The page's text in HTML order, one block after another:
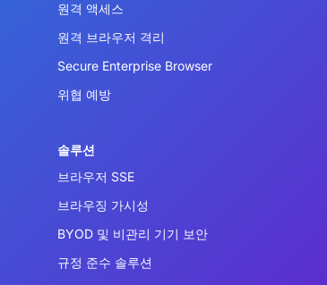
원격 액세스
원격 브라우저 격리
Secure Enterprise Browser
위협 예방
솔루션
브라우저 SSE
브라우징 가시성
BYOD 및 비관리 기기 보안
규정 준수 솔루션